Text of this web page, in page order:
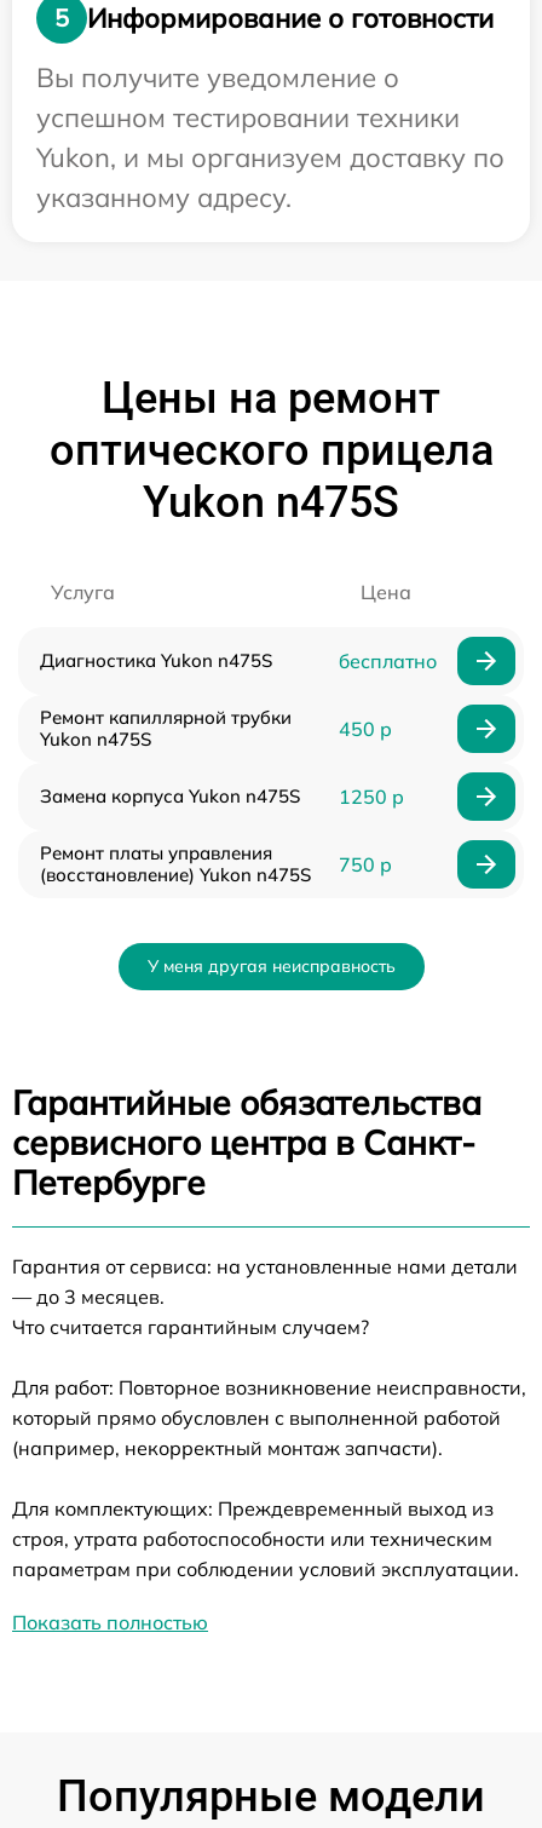
5
Информирование о готовности
Вы получите уведомление о
успешном тестировании техники
Yukon, и мы организуем доставку по
указанному адресу.
Цены на ремонт
оптического прицела
Yukon n475S
Услуга Цена
Диагностика Yukon n475S бесплатно
Ремонт капиллярной трубки
Yukon n475S
450 р
Замена корпуса Yukon n475S 1250 р
Ремонт платы управления
(восстановление) Yukon n475S
750 р
У меня другая неисправность
Гарантийные обязательства
сервисного центра в Санкт-
Петербурге
Гарантия от сервиса: на установленные нами детали
— до 3 месяцев.
Что считается гарантийным случаем?
Для работ: Повторное возникновение неисправности,
который прямо обусловлен с выполненной работой
(например, некорректный монтаж запчасти).
Для комплектующих: Преждевременный выход из
строя, утрата работоспособности или техническим
параметрам при соблюдении условий эксплуатации.
Показать полностью
Популярные модели